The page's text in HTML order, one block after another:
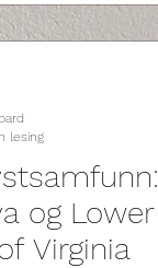
og Lower
Virginia
lesing